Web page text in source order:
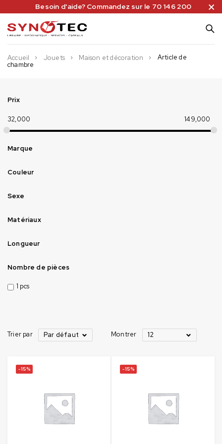
Besoin d'aide? Commandez sur le 70 146 200
Accueil Jouets Maison et décoration
Article de
chambre
Prix
32,000 149,000
Marque
Couleur
Sexe
Matériaux
Longueur
Nombre de pièces
1 pcs
Trier par Par défaut Montrer 12
-15% -15%